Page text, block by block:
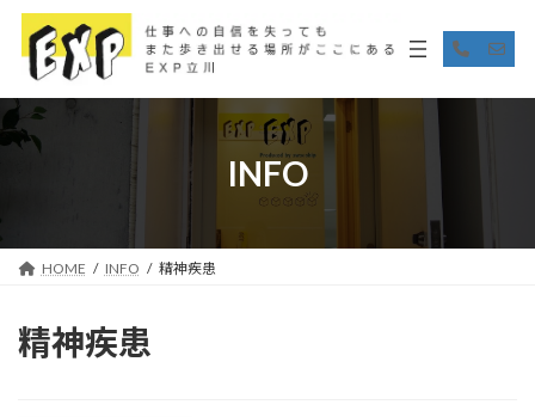
ツ
へ
シ
ョ
ア
イ
コ
リ
ア
イ
コ
リ
INFO
HOME INFO 精神疾患
精神疾患